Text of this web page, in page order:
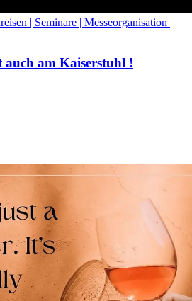
| Seminare | Messeorganisation |
am Kaiserstuhl !